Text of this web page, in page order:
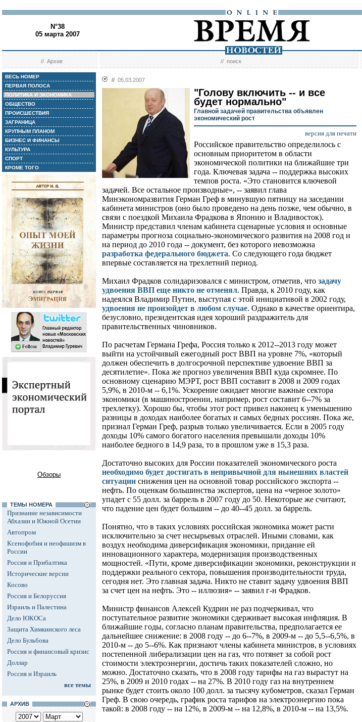
N°38
05 марта 2007
//Архив //поиск
ВЕСЬ НОМЕР
ПЕРВАЯ ПОЛОСА
ПОЛИТИКА И ЭКОНОМИКА
ОБЩЕСТВО
ПРОИСШЕСТВИЯ
ЗАГРАНИЦА
КРУПНЫМ ПЛАНОМ
БИЗНЕС И ФИНАНСЫ
КУЛЬТУРА
СПОРТ
КРОМЕ ТОГО
Обзоры
ТЕМЫ НОМЕРА
Признание независимости
Абхазии и Южной Осетии
Автопром
Ксенофобия и неофашизм в
России
Россия и Прибалтика
Исторические версии
Косово
Россия и Белоруссия
Израиль и Палестина
Дело ЮКОСа
Защита Химкинского леса
Дело Бульбова
Россия и финансовый кризис
Доллар
Россия и Израиль
все темы
АРХИВ
// 05.03.2007
"Голову включить -- и все
будет нормально"
Главной задачей правительства объявлен
экономический рост
версия для печати
Российское правительство определилось с
основным приоритетом в области
экономической политики на ближайшие три
года. Ключевая задача -- поддержка высоких
темпов роста. «Это становится ключевой
задачей. Все остальное производные», -- заявил глава
Минэкономразвития Герман Греф в минувшую пятницу на заседании
кабинета министров (оно было проведено на день позже, чем обычно, в
связи с поездкой Михаила Фрадкова в Японию и Владивосток).
Министр представил членам кабинета сценарные условия и основные
параметры прогноза социально-экономического развития на 2008 год и
на период до 2010 года -- документ, без которого невозможна
разработка федерального бюджета. Со следующего года бюджет
впервые составляется на трехлетний период.
Михаил Фрадков солидаризовался с министром, отметив, что задачу
удвоения ВВП еще никто не отменял. Правда, к 2010 году, как
надеялся Владимир Путин, выступая с этой инициативой в 2002 году,
удвоения не произойдет в любом случае. Однако в качестве ориентира,
безусловно, президентская идея хороший раздражитель для
правительственных чиновников.
По расчетам Германа Грефа, Россия только к 2012--2013 году может
выйти на устойчивый ежегодный рост ВВП на уровне 7%, «который
должен обеспечить в долгосрочной перспективе удвоение ВВП за
десятилетие». Пока же прогноз увеличения ВВП куда скромнее. По
основному сценарию МЭРТ, рост ВВП составит в 2008 и 2009 годах
5,9%, в 2010-м -- 6,1%. Ускорение ожидает многие важные сектора
экономики (в машиностроении, например, рост составит 6--7% за
трехлетку). Хорошо бы, чтобы этот рост привел наконец к уменьшению
разницы в доходах наиболее богатых и самых бедных россиян. Пока же,
признал Герман Греф, разрыв только увеличивается. Если в 2005 году
доходы 10% самого богатого населения превышали доходы 10%
наиболее бедного в 14,9 раза, то в прошлом уже в 15,3 раза.
Достаточно высоких для России показателей экономического роста
необходимо будет достигать в непривычной для нынешних властей
ситуации снижения цен на основной товар российского экспорта --
нефть. По оценкам большинства экспертов, цена на «черное золото»
упадет с 55 долл. за баррель в 2007 году до 50. Некоторые же считают,
что падение цен будет большим -- до 40--45 долл. за баррель.
Понятно, что в таких условиях российская экономика может расти
исключительно за счет несырьевых отраслей. Иными словами, как
воздух необходима диверсификация экономики, придание ей
инновационного характера, модернизация производственных
мощностей. «Пути, кроме диверсификации экономики, реконструкции и
поддержки реального сектора, повышения производительности труда,
сегодня нет. Это главная задача. Никто не ставит задачу удвоения ВВП
за счет цен на нефть. Это -- иллюзия» -- заявил г-н Фрадков.
Министр финансов Алексей Кудрин не раз подчеркивал, что
поступательное развитие экономики сдерживает высокая инфляция. В
ближайшие годы, согласно планам правительства, предполагается ее
дальнейшее снижение: в 2008 году -- до 6--7%, в 2009-м -- до 5,5--6,5%, в
2010-м -- до 5--6%. Как признают члены кабинета министров, в условиях
постепенной либерализации цен на газ, что потянет за собой рост
стоимости электроэнергии, достичь таких показателей сложно, но
можно. Достаточно сказать, что в 2008 году тарифы на газ вырастут на
25%, в 2009 и 2010 годах -- на 27%. В 2010 году газ на внутреннем
рынке будет стоить около 100 долл. за тысячу кубометров, сказал Герман
Греф. В свою очередь, график роста тарифов на электроэнергию пока
такой: в 2008 году -- на 12%, в 2009-м -- на 12,8%, в 2010-м -- на 13,5%.